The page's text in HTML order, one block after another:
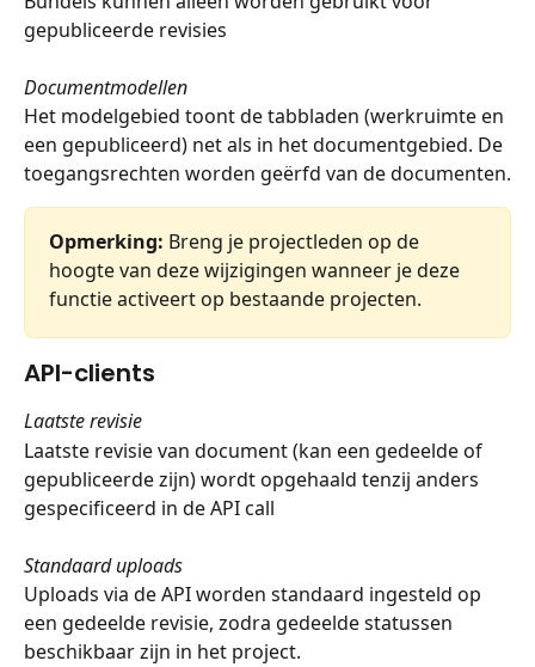
gepubliceerde revisies
Documentmodellen
Het modelgebied toont de tabbladen (werkruimte en
een gepubliceerd) net als in het documentgebied. De
toegangsrechten worden geërfd van de documenten.
Opmerking: Breng je projectleden op de
hoogte van deze wijzigingen wanneer je deze
functie activeert op bestaande projecten.
API-clients
Laatste revisie
Laatste revisie van document (kan een gedeelde of
gepubliceerde zijn) wordt opgehaald tenzij anders
gespecificeerd in de API call
Standaard uploads
Uploads via de API worden standaard ingesteld op
een gedeelde revisie, zodra gedeelde statussen
beschikbaar zijn in het project.